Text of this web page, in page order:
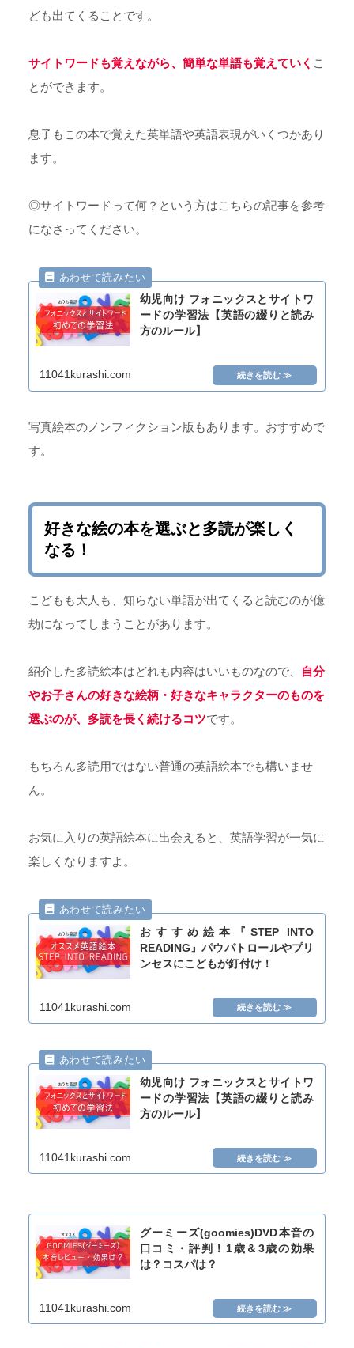
ども出てくることです。
サイトワードも覚えながら、簡単な単語も覚えていく こ
とができます。
息子もこの本で覚えた英単語や英語表現がいくつかあり
ます。
◎サイトワードって何？という方はこちらの記事を参考
になさってください。
幼児向け フォニックスとサイトワ
ードの学習法【英語の綴りと読み
方のルール】
11041kurashi.com
写真絵本のノンフィクション版もあります。おすすめで
す。
好きな絵の本を選ぶと多読が楽しく
なる！
こどもも大人も、知らない単語が出てくると読むのが億
劫になってしまうことがあります。
紹介した多読絵本はどれも内容はいいものなので、
自分
やお子さんの好きな絵柄・好きなキャラクターのものを
選ぶのが、多読を長く続けるコツです。
もちろん多読用ではない普通の英語絵本でも構いませ
ん。
お気に入りの英語絵本に出会えると、英語学習が一気に
楽しくなりますよ。
おすすめ絵本『STEP INTO
READING』パウパトロールやプリ
ンセスにこどもが釘付け！
11041kurashi.com
幼児向け フォニックスとサイトワ
ードの学習法【英語の綴りと読み
方のルール】
11041kurashi.com
グーミーズ(goomies)DVD本音の
口コミ・評判！1歳＆3歳の効果
は？コスパは？
11041kurashi.com